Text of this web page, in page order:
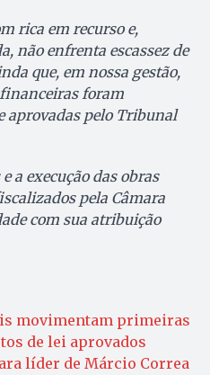
rica em recurso e,
não enfrenta escassez de
que, em nossa gestão,
foram
aprovadas pelo Tribunal
a execução das obras
pela Câmara
com sua atribuição
movimentam primeiras
de lei aprovados
líder de Márcio Correa